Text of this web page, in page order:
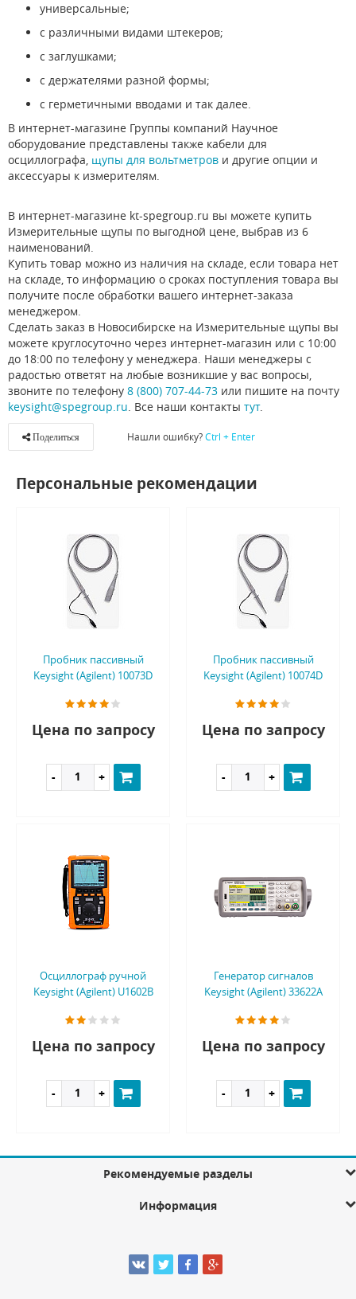
универсальные;
с различными видами штекеров;
с заглушками;
с держателями разной формы;
с герметичными вводами и так далее.
В интернет-магазине Группы компаний Научное
оборудование представлены также кабели для
осциллографа, щупы для вольтметров и другие опции и
аксессуары к измерителям.
В интернет-магазине kt-spegroup.ru вы можете купить
Измерительные щупы по выгодной цене, выбрав из 6
наименований.
Купить товар можно из наличия на складе, если товара нет
на складе, то информацию о сроках поступления товара вы
получите после обработки вашего интернет-заказа
менеджером.
Сделать заказ в Новосибирске на Измерительные щупы вы
можете круглосуточно через интернет-магазин или с 10:00
до 18:00 по телефону у менеджера. Наши менеджеры с
радостью ответят на любые возникшие у вас вопросы,
звоните по телефону 8 (800) 707-44-73 или пишите на почту
keysight@spegroup.ru. Все наши контакты тут.
Поделиться Нашли ошибку?Ctrl + Enter
Персональные рекомендации
Пробник пассивный
Keysight (Agilent) 10073D
Цена по запросу
Пробник пассивный
Keysight (Agilent) 10074D
Цена по запросу
Осциллограф ручной
Keysight (Agilent) U1602B
Цена по запросу
Генератор сигналов
Keysight (Agilent) 33622A
Цена по запросу
Рекомендуемые разделы
Информация